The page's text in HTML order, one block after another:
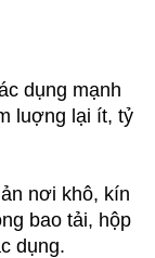
dụng mạnh
luợng lại ít, tỷ
nơi khô, kín
bao tải, hộp
dụng.